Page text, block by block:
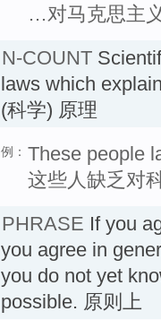
…对马克思主
N-COUNT
laws which
(科学) 原理
例： These people
这些人缺乏对
PHRASE If you
you agree in
you do not yet
possible. 原则上